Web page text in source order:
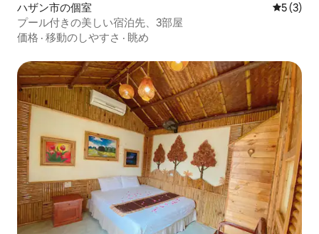
ハザン市の個室 レビュー
5 (3)
プール付きの美しい宿泊先、3部屋
価格 · 移動のしやすさ · 眺め